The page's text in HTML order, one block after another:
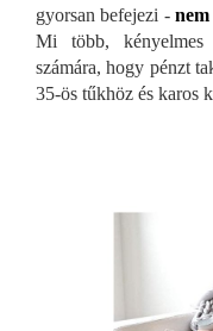
gyorsan befejezi -
Mi több,
számára, hogy pénzt
35-ös tűkhöz és karos